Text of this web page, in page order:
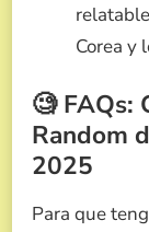
Corea y
🧐 FAQs:
Random
2025
Para que